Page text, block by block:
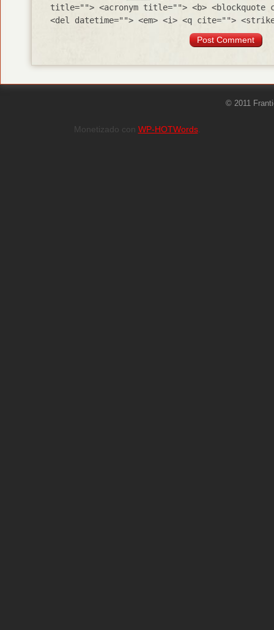
title=""> <acronym title=""> <b> <blockquote
<del datetime=""> <em> <i> <q cite="">
© 2011
Monetizado con WP-HOTWords.